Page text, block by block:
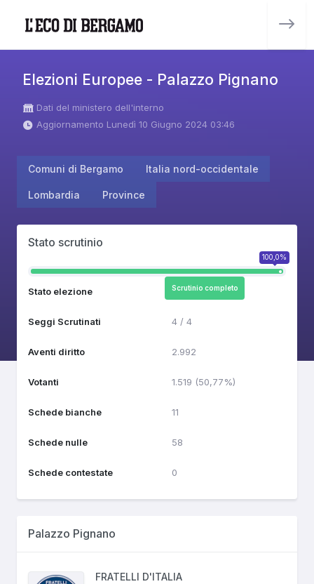
Elezioni Europee - Palazzo Pignano
Dati del ministero dell'interno
Aggiornamento Lunedì 10 Giugno 2024 03:46
Comuni di Bergamo Italia nord-occidentale
Lombardia Province
Stato scrutinio
100,0%
Stato elezione Scrutinio completo
Seggi Scrutinati 4 / 4
Aventi diritto 2.992
Votanti 1.519 (50,77%)
Schede bianche 11
Schede nulle 58
Schede contestate 0
Palazzo Pignano
FRATELLI D'ITALIA